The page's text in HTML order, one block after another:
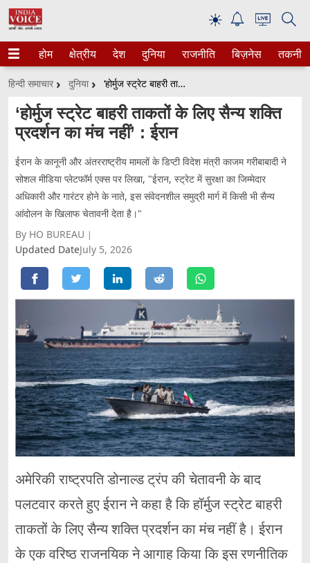
☀
होम क्षेत्रीय देश दुनिया राजनीति बिज़नेस तकनीक
हिन्दी समाचार दुनिया ‘होर्मुज स्ट्रेट बाहरी ताकतों के लिए सैन्य शक्ति प्रदर्शन का मंच नहीं’ : ईरान
‘होर्मुज स्ट्रेट बाहरी ताकतों के लिए सैन्य शक्ति
प्रदर्शन का मंच नहीं’ : ईरान
ईरान के कानूनी और अंतरराष्ट्रीय मामलों के डिप्टी विदेश मंत्री काजम गरीबाबादी ने
सोशल मीडिया प्लेटफॉर्म एक्स पर लिखा, "ईरान, स्ट्रेट में सुरक्षा का जिम्मेदार
अधिकारी और गारंटर होने के नाते, इस संवेदनशील समुद्री मार्ग में किसी भी सैन्य
आंदोलन के खिलाफ चेतावनी देता है।"
By HO BUREAU
Updated DateJuly 5, 2026
अमेरिकी राष्ट्रपति डोनाल्ड ट्रंप की चेतावनी के बाद
पलटवार करते हुए ईरान ने कहा है कि हॉर्मुज स्ट्रेट बाहरी
ताकतों के लिए सैन्य शक्ति प्रदर्शन का मंच नहीं है। ईरान
के एक वरिष्ठ राजनयिक ने आगाह किया कि इस रणनीतिक